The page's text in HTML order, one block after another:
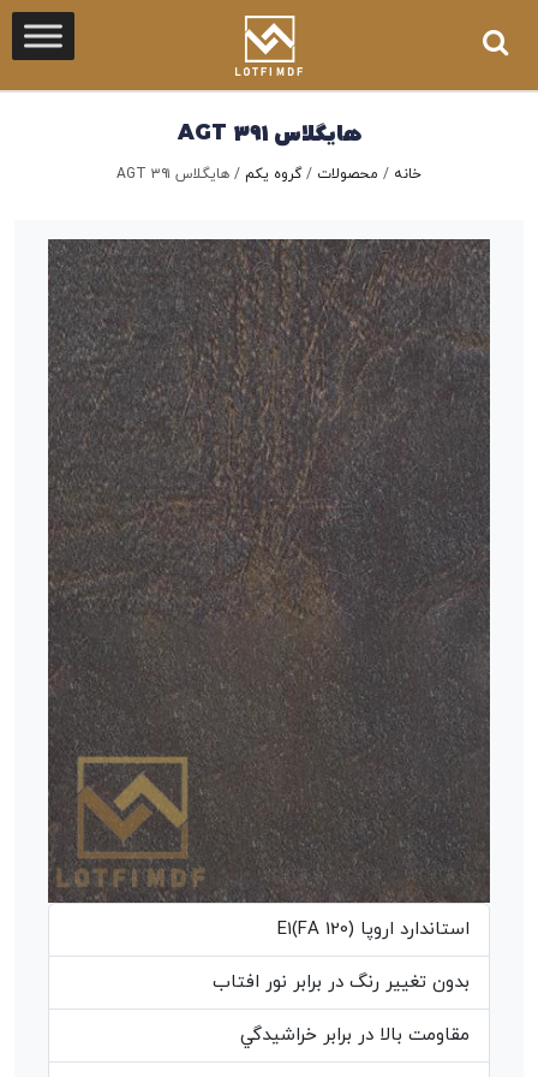
هایگلاس ۳۹۱ AGT
خانه / محصولات /گروه یکم / هایگلاس ۳۹۱ AGT
استاندارد اروپا (E1(FA 120
بدون تغيير رنگ در برابر نور افتاب
مقاومت بالا در برابر خراشيدگي